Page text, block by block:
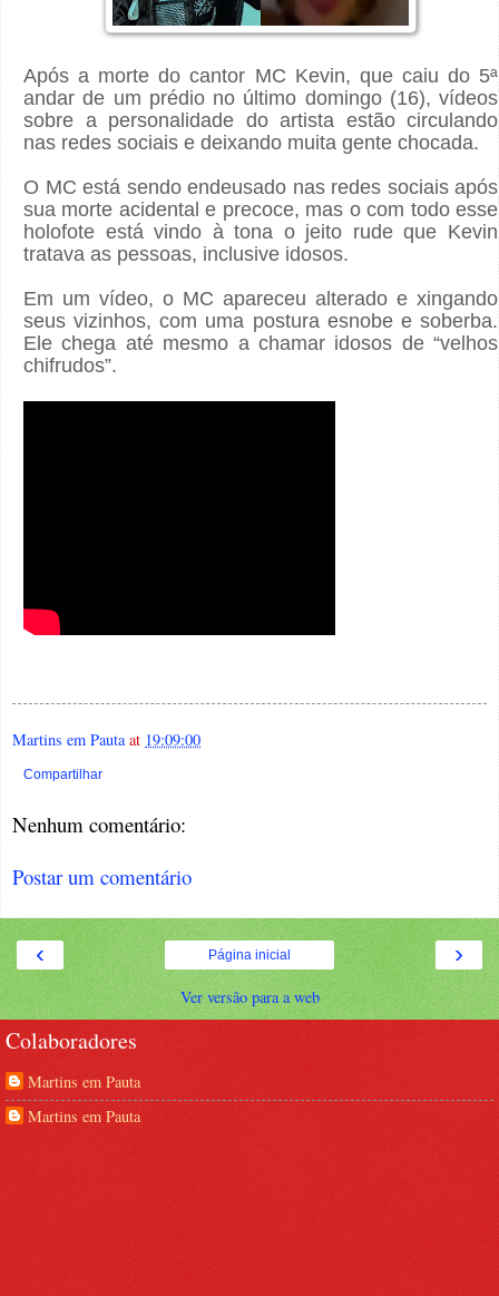
Após a morte do cantor MC Kevin, que caiu do 5ª
andar de um prédio no último domingo (16), vídeos
sobre a personalidade do artista estão circulando
nas redes sociais e deixando muita gente chocada.
O MC está sendo endeusado nas redes sociais após
sua morte acidental e precoce, mas o com todo esse
holofote está vindo à tona o jeito rude que Kevin
tratava as pessoas, inclusive idosos.
Em um vídeo, o MC apareceu alterado e xingando
seus vizinhos, com uma postura esnobe e soberba.
Ele chega até mesmo a chamar idosos de “velhos
chifrudos”.
Martins em Pauta at 19:09:00
Compartilhar
Nenhum comentário:
Postar um comentário
‹ ›
Página inicial
Ver versão para a web
Colaboradores
Martins em Pauta
Martins em Pauta